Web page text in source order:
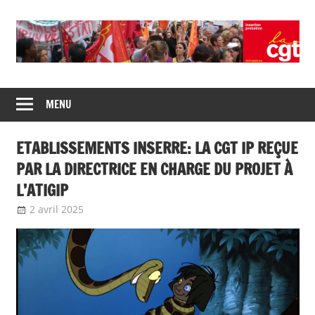
CGT
insertion
probation
de
syndicats
CGT
insertion
probation
MENU
ETABLISSEMENTS INSERRE: LA CGT IP REÇUE
PAR LA DIRECTRICE EN CHARGE DU PROJET À
L’ATIGIP
2 avril 2025